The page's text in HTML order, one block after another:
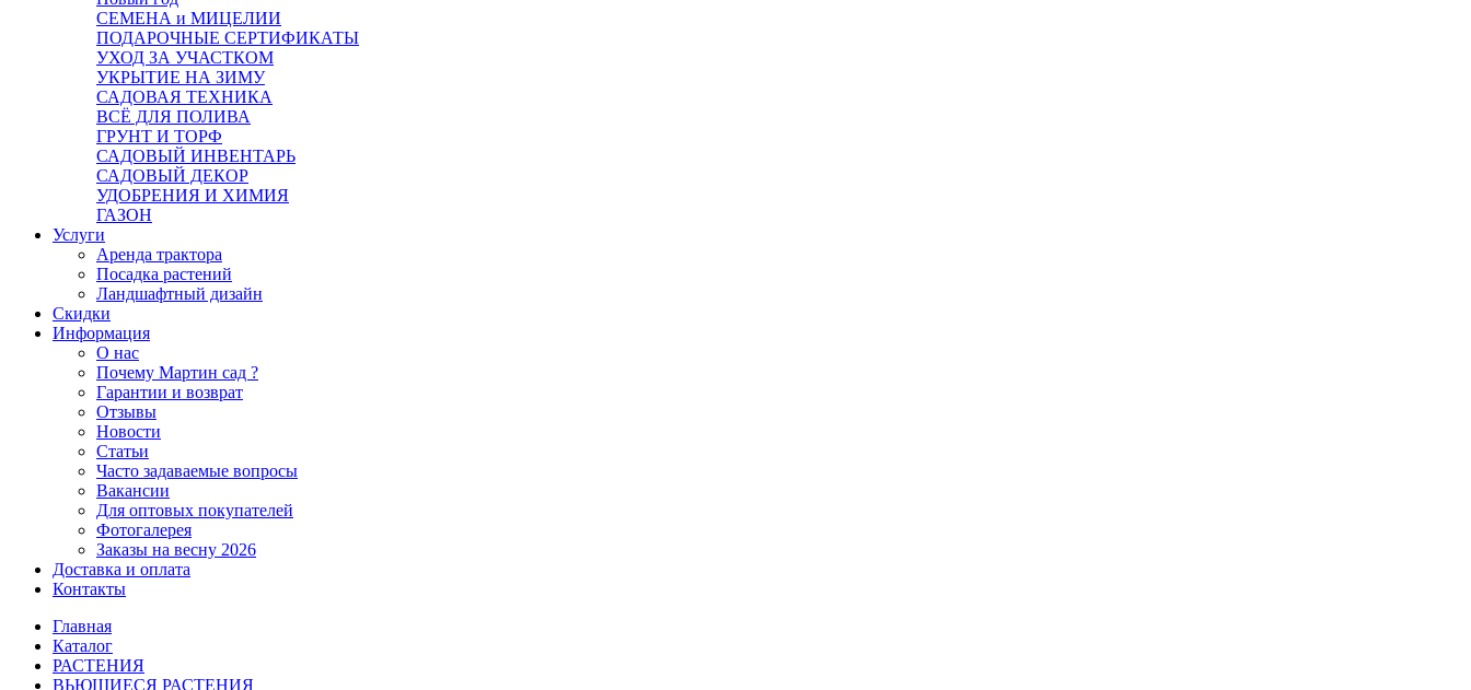
СЕМЕНА и МИЦЕЛИИ
ПОДАРОЧНЫЕ СЕРТИФИКАТЫ
УХОД ЗА УЧАСТКОМ
УКРЫТИЕ НА ЗИМУ
САДОВАЯ ТЕХНИКА
ВСЁ ДЛЯ ПОЛИВА
ГРУНТ И ТОРФ
САДОВЫЙ ИНВЕНТАРЬ
САДОВЫЙ ДЕКОР
УДОБРЕНИЯ И ХИМИЯ
ГАЗОН
Услуги
Аренда трактора
Посадка растений
Ландшафтный дизайн
Скидки
Информация
О нас
Почему Мартин сад ?
Гарантии и возврат
Отзывы
Новости
Статьи
Часто задаваемые вопросы
Вакансии
Для оптовых покупателей
Фотогалерея
Заказы на весну 2026
Доставка и оплата
Контакты
Главная
Каталог
РАСТЕНИЯ
ВЬЮЩИЕСЯ РАСТЕНИЯ